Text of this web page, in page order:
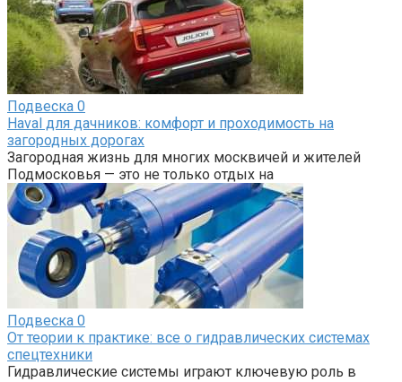
Подвеска 0
Haval для дачников: комфорт и проходимость на
загородных дорогах
Загородная жизнь для многих москвичей и жителей
Подмосковья — это не только отдых на
Подвеска 0
От теории к практике: все о гидравлических системах
спецтехники
Гидравлические системы играют ключевую роль в